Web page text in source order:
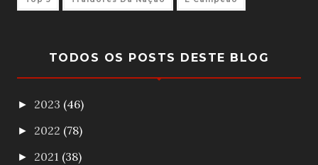
TODOS OS POSTS DESTE BLOG
► 2023 (46)
► 2022 (78)
► 2021 (38)